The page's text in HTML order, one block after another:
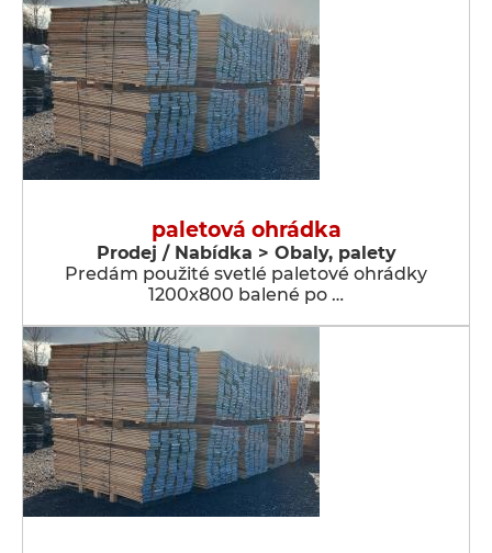
paletová ohrádka
Prodej / Nabídka > Obaly, palety
Predám použité svetlé paletové ohrádky
1200x800 balené po …